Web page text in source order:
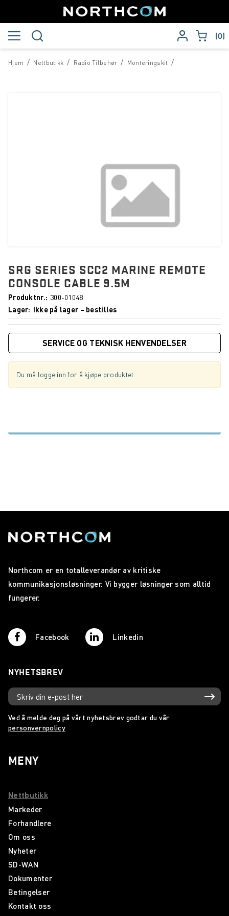
0
/
Hjem /
Nettbutikk /
Radio Tilbehør /
Monteringskit
SRG SERIES SCC2 MARINE REMOTE
CONSOLE CABLE 9.5M
Produktnr.
300-01048
Lager
Ikke på lager – bestilles
SERVICE OG TEKNISK HENVENDELSER
Du må logge inn for å kjøpe produktet.
Northcom er en totalleverandør av kritiske
kommunikasjonsløsninger. Vi bygger løsninger som alltid
fungerer.
Facebook Linkedin
NYHETSBREV
Ved å melde deg på vårt nyhetsbrev godtar du vår
personvernpolicy
MENY
Nettbutikk
Markeder
Forhandlere
Om oss
Nyheter
SD-WAN
Dokumenter
Betingelser
Kontakt oss